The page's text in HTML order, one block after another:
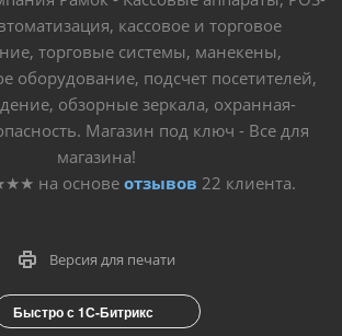
кассовое и торговое
торговые системы, манекены,
оборудование, подсчет посетителей,
обзорные зеркала, охранная-
Магазин под ключ - Все для
магазина!
на основе отзывов 22 клиента.
Версия для печати
Быстро с 1С-Битрикс